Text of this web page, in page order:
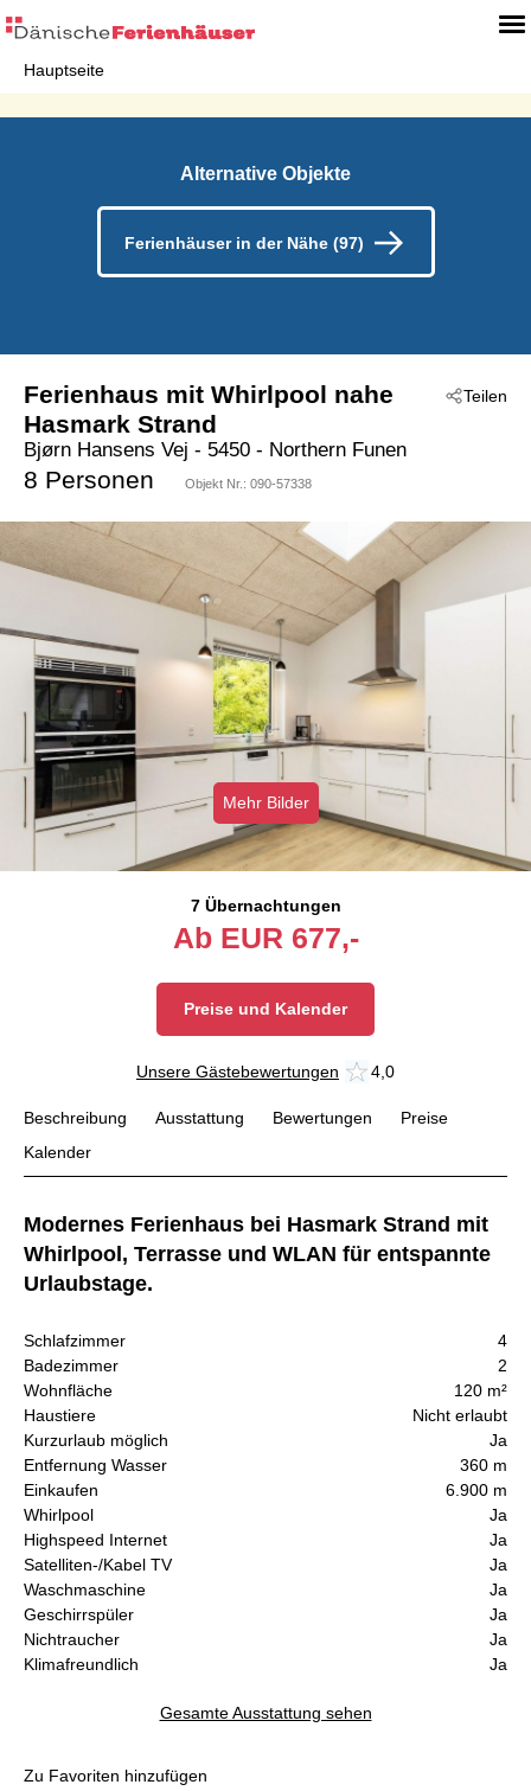
Hauptseite
Alternative Objekte
Ferienhäuser in der Nähe (97)
Teilen
Ferienhaus mit Whirlpool nahe
Hasmark Strand
Bjørn Hansens Vej - 5450 - Northern Funen
8 Personen Objekt Nr.: 090-57338
Mehr Bilder
7 Übernachtungen
Ab EUR 677,-
Preise und Kalender
Unsere Gästebewertungen 4,0
Beschreibung Ausstattung Bewertungen
Preise
Kalender
Modernes Ferienhaus bei Hasmark Strand mit
Whirlpool, Terrasse und WLAN für entspannte
Urlaubstage.
Schlafzimmer
4
Badezimmer
2
Wohnfläche
120 m²
Haustiere
Nicht erlaubt
Kurzurlaub möglich
Ja
Entfernung Wasser
360 m
Einkaufen
6.900 m
Whirlpool
Ja
Highspeed Internet
Ja
Satelliten-/Kabel TV
Ja
Waschmaschine
Ja
Geschirrspüler
Ja
Nichtraucher
Ja
Klimafreundlich
Ja
Gesamte Ausstattung sehen
Zu Favoriten hinzufügen